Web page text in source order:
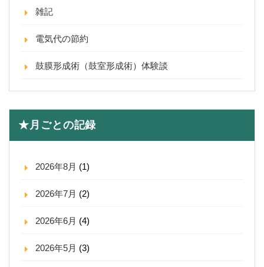
雑記
電気代の節約
鼓膜形成術（鼓室形成術）体験談
★月ごとの記録
2026年8月 (1)
2026年7月 (2)
2026年6月 (4)
2026年5月 (3)